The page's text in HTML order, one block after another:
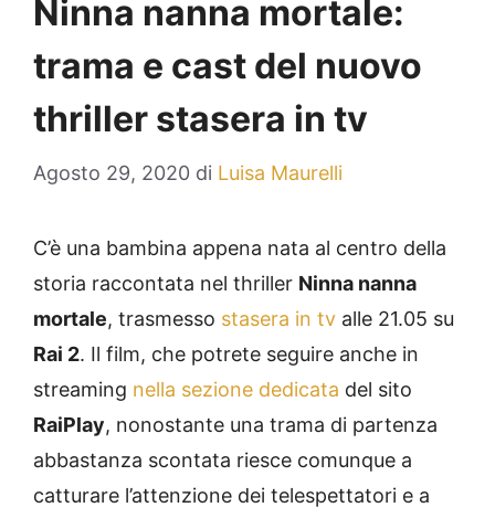
Ninna nanna mortale:
trama e cast del nuovo
thriller stasera in tv
Agosto 29, 2020 di Luisa Maurelli
C’è una bambina appena nata al centro della
storia raccontata nel thriller Ninna nanna
mortale, trasmesso stasera in tv alle 21.05 su
Rai 2. Il film, che potrete seguire anche in
streaming nella sezione dedicata del sito
RaiPlay, nonostante una trama di partenza
abbastanza scontata riesce comunque a
catturare l’attenzione dei telespettatori e a